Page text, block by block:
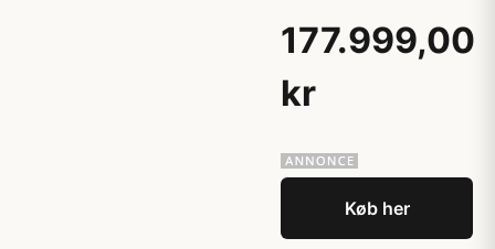
177.999,00
kr
Køb her